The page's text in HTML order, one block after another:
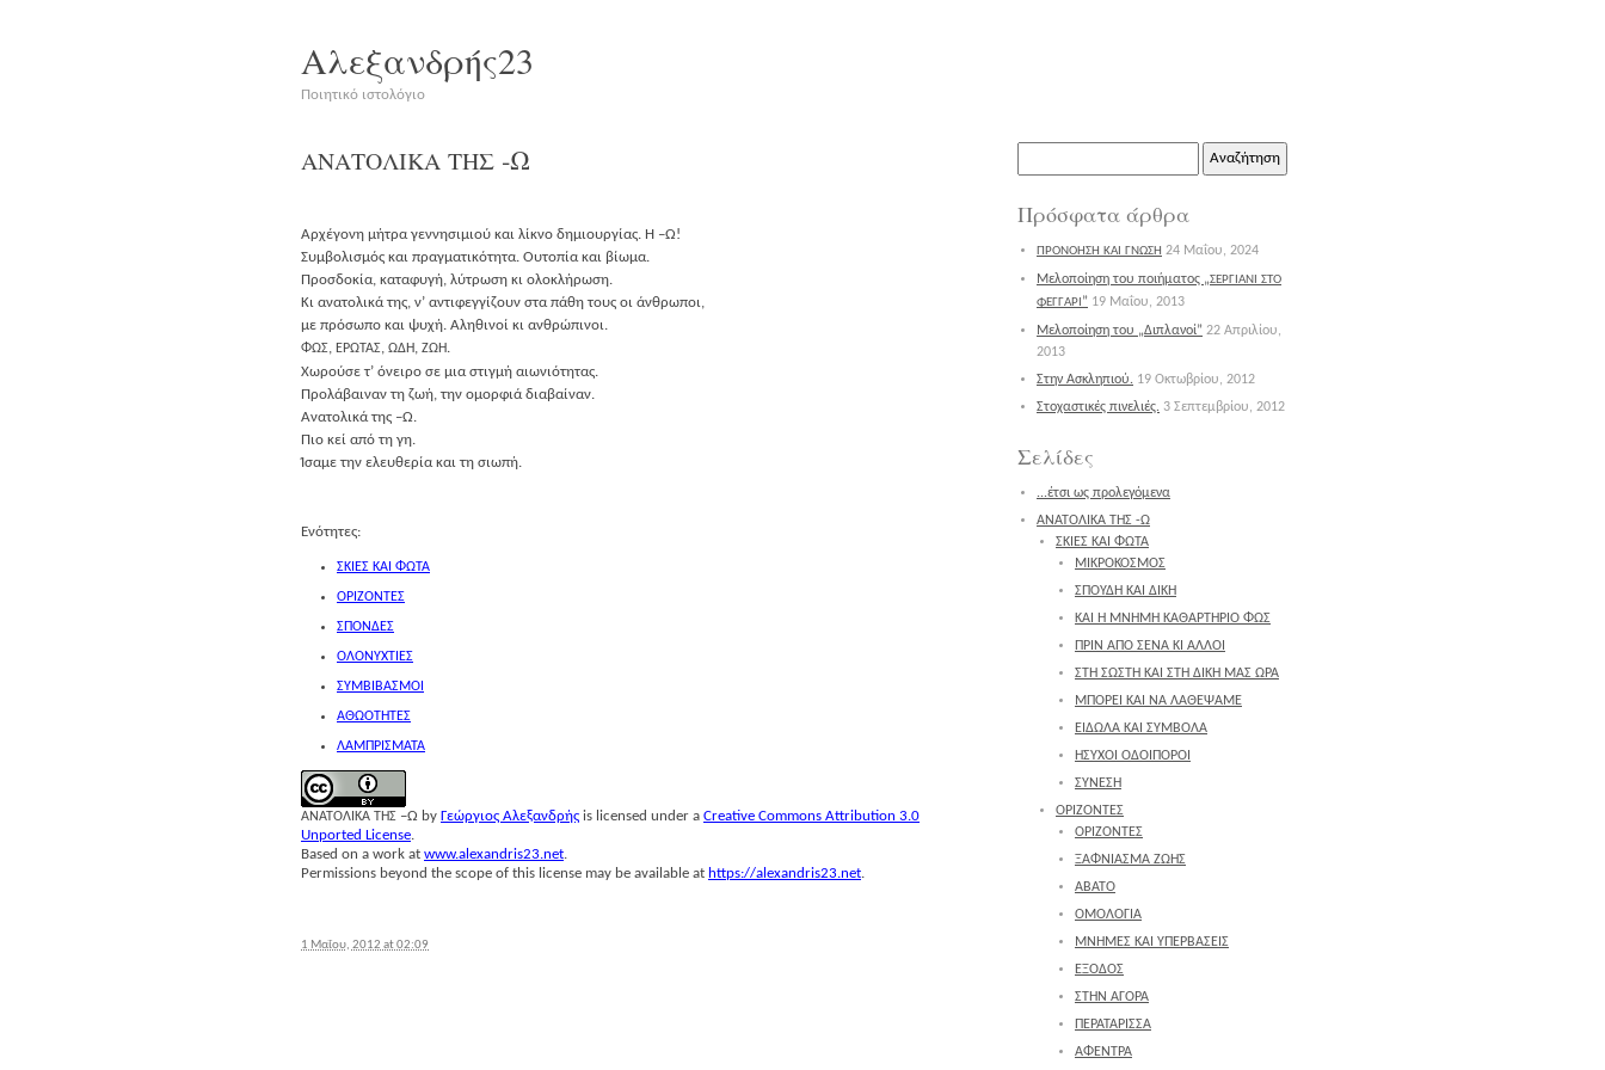
Αλεξανδρής23
Ποιητικό ιστολόγιο
ΑΝΑΤΟΛΙΚΑ ΤΗΣ ‑Ω
Αρχέ­γο­νη μήτρα γεν­νη­σι­μιού και λίκνο δημιουρ­γί­ας. Η –Ω!
Συμ­βο­λι­σμός και πραγ­μα­τι­κό­τη­τα. Ουτο­πία και βίωμα.
Προσ­δο­κία, κατα­φυ­γή, λύτρω­ση κι ολοκλήρωση.
Κι ανα­το­λι­κά της, ν’ αντι­φεγ­γί­ζουν στα πάθη τους οι άνθρωποι,
με πρό­σω­πο και ψυχή. Αλη­θι­νοί κι ανθρώπινοι.
ΦΩΣ, ΕΡΩΤΑΣ, ΩΔΗ, ΖΩΗ.
Χωρού­σε τ’ όνει­ρο σε μια στιγ­μή αιωνιότητας.
Προ­λά­βαι­ναν τη ζωή, την ομορ­φιά διαβαίναν.
Ανα­το­λι­κά της –Ω.
Πιο κεί από τη γη.
Ίσα­με την ελευ­θε­ρία και τη σιωπή.
Ενό­τη­τες:
ΣΚΙΕΣ ΚΑΙ ΦΩΤΑ
ΟΡΙΖΟΝΤΕΣ
ΣΠΟΝΔΕΣ
ΟΛΟΝΥΧΤΙΕΣ
ΣΥΜΒΙΒΑΣΜΟΙ
ΑΘΩΟΤΗΤΕΣ
ΛΑΜΠΡΙΣΜΑΤΑ
ΑΝΑΤΟΛΙΚΑ ΤΗΣ –Ω by Γεώρ­γιος Αλε­ξαν­δρής is licensed under a Creative Commons Attribution 3.0
Unported License.
Based on a work at www.alexandris23.net.
Permissions beyond the scope of this license may be available at https://alexandris23.net.
1 Μαΐου, 2012 at 02:09
Πρόσφατα άρθρα
ΠΡΟΝΟΗΣΗ ΚΑΙ ΓΝΩΣΗ 24 Μαΐου, 2024
Μελοποίηση του ποιήματος „ΣΕΡΓΙΑΝΙ
ΣΤΟ
ΦΕΓΓΑΡΙ ” 19 Μαΐου, 2013
Μελοποίηση του „Διπλανοί” 22 Απριλίου,
2013
Στην Ασκληπιού. 19 Οκτωβρίου, 2012
Στοχαστικές πινελιές. 3 Σεπτεμβρίου, 2012
Σελίδες
...έτσι ως προλεγόμενα
ΑΝΑΤΟΛΙΚΑ ΤΗΣ -Ω
ΣΚΙΕΣ ΚΑΙ ΦΩΤΑ
ΜΙΚΡΟΚΟΣΜΟΣ
ΣΠΟΥΔΗ ΚΑΙ ΔΙΚΗ
ΚΑΙ Η ΜΝΗΜΗ ΚΑΘΑΡΤΗΡΙΟ ΦΩΣ
ΠΡΙΝ ΑΠΟ ΣΕΝΑ ΚΙ ΑΛΛΟΙ
ΣΤΗ ΣΩΣΤΗ ΚΑΙ ΣΤΗ ΔΙΚΗ ΜΑΣ ΩΡΑ
ΜΠΟΡΕΙ ΚΑΙ ΝΑ ΛΑΘΕΨΑΜΕ
ΕΙΔΩΛΑ ΚΑΙ ΣΥΜΒΟΛΑ
ΗΣΥΧΟΙ ΟΔΟΙΠΟΡΟΙ
ΣΥΝΕΣΗ
ΟΡΙΖΟΝΤΕΣ
ΟΡΙΖΟΝΤΕΣ
ΞΑΦΝΙΑΣΜΑ ΖΩΗΣ
ΑΒΑΤΟ
ΟΜΟΛΟΓΙΑ
ΜΝΗΜΕΣ ΚΑΙ ΥΠΕΡΒΑΣΕΙΣ
ΕΞΟΔΟΣ
ΣΤΗΝ ΑΓΟΡΑ
ΠΕΡΑΤΑΡΙΣΣΑ
ΑΦΕΝΤΡΑ